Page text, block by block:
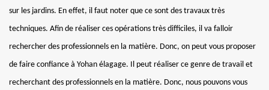
sur les jardins. En effet, il faut noter que ce sont des travaux très
techniques. Afin de réaliser ces opérations très difficiles, il va falloir
rechercher des professionnels en la matière. Donc, on peut vous proposer
de faire confiance à Yohan élagage. Il peut réaliser ce genre de travail et
recherchant des professionnels en la matière. Donc, nous pouvons vous